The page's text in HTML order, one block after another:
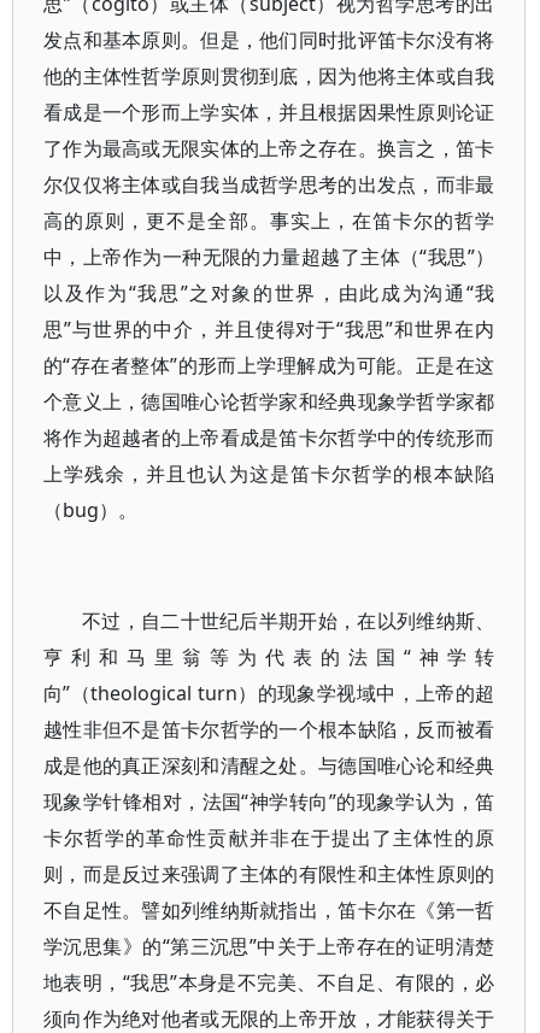
发点和基本原则。但是，他们同时批评笛卡尔没有将
他的主体性哲学原则贯彻到底，因为他将主体或自我
看成是一个形而上学实体，并且根据因果性原则论证
了作为最高或无限实体的上帝之存在。换言之，笛卡
尔仅仅将主体或自我当成哲学思考的出发点，而非最
高的原则，更不是全部。事实上，在笛卡尔的哲学
中，上帝作为一种无限的力量超越了主体（“我思”）
以及作为“我思”之对象的世界，由此成为沟通“我
思”与世界的中介，并且使得对于“我思”和世界在内
的“存在者整体”的形而上学理解成为可能。正是在这
个意义上，德国唯心论哲学家和经典现象学哲学家都
将作为超越者的上帝看成是笛卡尔哲学中的传统形而
上学残余，并且也认为这是笛卡尔哲学的根本缺陷
（bug）。
不过，自二十世纪后半期开始，在以列维纳斯、
亨利和马里翁等为代表的法国“神学转
向”（theological turn）的现象学视域中，上帝的超
越性非但不是笛卡尔哲学的一个根本缺陷，反而被看
成是他的真正深刻和清醒之处。与德国唯心论和经典
现象学针锋相对，法国“神学转向”的现象学认为，笛
卡尔哲学的革命性贡献并非在于提出了主体性的原
则，而是反过来强调了主体的有限性和主体性原则的
不自足性。譬如列维纳斯就指出，笛卡尔在《第一哲
学沉思集》的“第三沉思”中关于上帝存在的证明清楚
地表明，“我思”本身是不完美、不自足、有限的，必
须向作为绝对他者或无限的上帝开放，才能获得关于